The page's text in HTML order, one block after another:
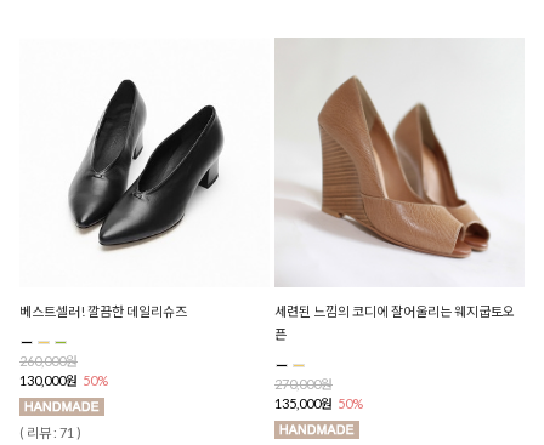
베스트셀러! 깔끔한 데일리슈즈
260,000원
130,000원 50%
( 리뷰 : 71 )
세련된 느낌의 코디에 잘어울리는 웨지굽토오
픈
270,000원
135,000원 50%